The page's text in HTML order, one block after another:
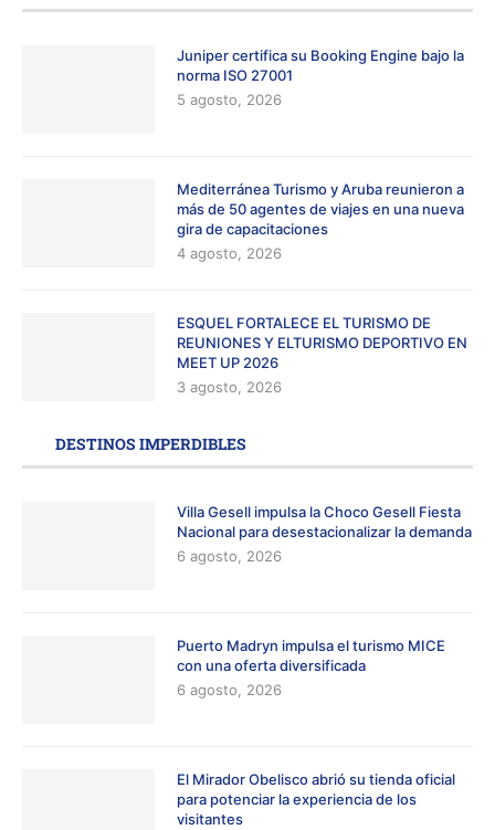
Juniper certifica su Booking Engine bajo la
norma ISO 27001
5 agosto, 2026
Mediterránea Turismo y Aruba reunieron a
más de 50 agentes de viajes en una nueva
gira de capacitaciones
4 agosto, 2026
ESQUEL FORTALECE EL TURISMO DE
REUNIONES Y ELTURISMO DEPORTIVO EN
MEET UP 2026
3 agosto, 2026
DESTINOS IMPERDIBLES
Villa Gesell impulsa la Choco Gesell Fiesta
Nacional para desestacionalizar la demanda
6 agosto, 2026
Puerto Madryn impulsa el turismo MICE
con una oferta diversificada
6 agosto, 2026
El Mirador Obelisco abrió su tienda oficial
para potenciar la experiencia de los
visitantes